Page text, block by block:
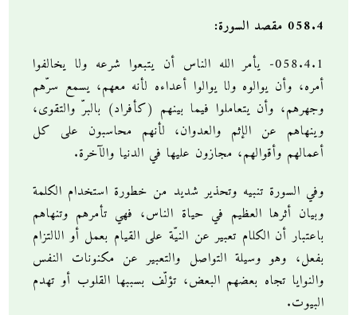
058.4 مقصد السورة:
058.4.1- يأمر الله الناس أن يتبعوا شرعه ولا يخالفوا
أمره، وأن يوالوه ولا يوالوا أعداءه لأنه معهم، يسمع سرّهم
وجهرهم، وأن يتعاملوا فيما بينهم (كأفراد) بالبرّ والتقوى،
وينهاهم عن الإثم والعدوان، لأنهم محاسبون على كل
أعمالهم وأقوالهم، مجازون عليها في الدنيا والآخرة.
وفي السورة تنبيه وتحذير شديد من خطورة استخدام الكلمة
وبيان أثرها العظيم في حياة الناس، فهي تأمرهم وتنهاهم
باعتبار أن الكلام تعبير عن النيّة على القيام بعمل أو الالتزام
بفعل، وهو وسيلة التواصل والتعبير عن مكنونات النفس
والنوايا تجاه بعضهم البعض، تؤلّف بسببها القلوب أو تهدم
البيوت.